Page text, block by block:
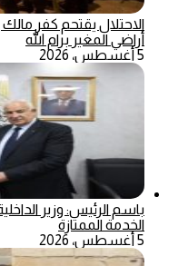
الاحتلال يقتحم كفر
أراضي المغير برام الله
5 أغسطس، 2026
باسم الرئيس: وزير
الخدمة الممتازة
5 أغسطس، 2026